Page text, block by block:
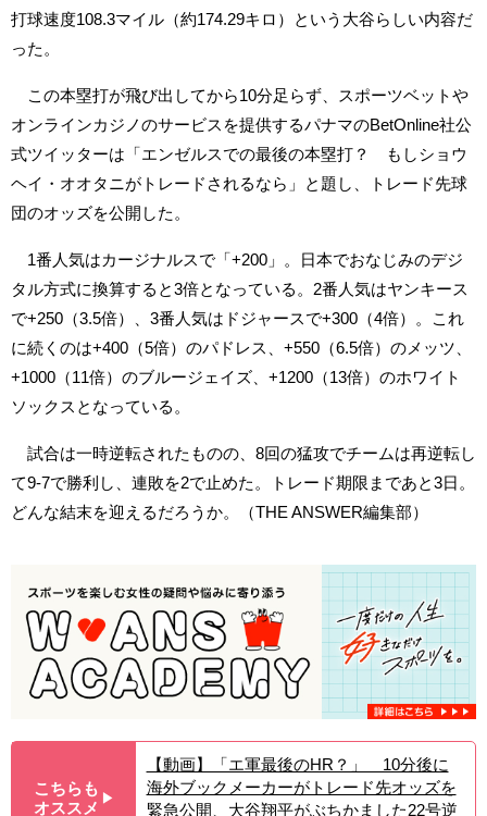
打球速度108.3マイル（約174.29キロ）という大谷らしい内容だ
った。
この本塁打が飛び出してから10分足らず、スポーツベットや
オンラインカジノのサービスを提供するパナマのBetOnline社公
式ツイッターは「エンゼルスでの最後の本塁打？ もしショウ
ヘイ・オオタニがトレードされるなら」と題し、トレード先球
団のオッズを公開した。
1番人気はカージナルスで「+200」。日本でおなじみのデジ
タル方式に換算すると3倍となっている。2番人気はヤンキース
で+250（3.5倍）、3番人気はドジャースで+300（4倍）。これ
に続くのは+400（5倍）のパドレス、+550（6.5倍）のメッツ、
+1000（11倍）のブルージェイズ、+1200（13倍）のホワイト
ソックスとなっている。
試合は一時逆転されたものの、8回の猛攻でチームは再逆転し
て9-7で勝利し、連敗を2で止めた。トレード期限まであと3日。
どんな結末を迎えるだろうか。（THE ANSWER編集部）
こちらも
オススメ ▶︎
【動画】「エ軍最後のHR？」 10分後に
海外ブックメーカーがトレード先オッズを
緊急公開、大谷翔平がぶちかました22号逆